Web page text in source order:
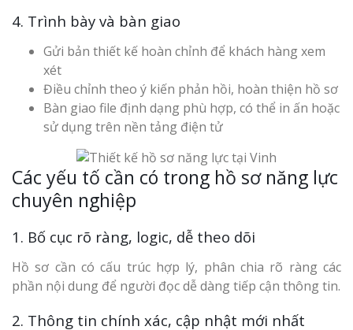
4. Trình bày và bàn giao
Gửi bản thiết kế hoàn chỉnh để khách hàng xem
xét
Điều chỉnh theo ý kiến phản hồi, hoàn thiện hồ sơ
Bàn giao file định dạng phù hợp, có thể in ấn hoặc
sử dụng trên nền tảng điện tử
Các yếu tố cần có trong hồ sơ năng lực
chuyên nghiệp
1. Bố cục rõ ràng, logic, dễ theo dõi
Hồ sơ cần có cấu trúc hợp lý, phân chia rõ ràng các
phần nội dung để người đọc dễ dàng tiếp cận thông tin.
2. Thông tin chính xác, cập nhật mới nhất